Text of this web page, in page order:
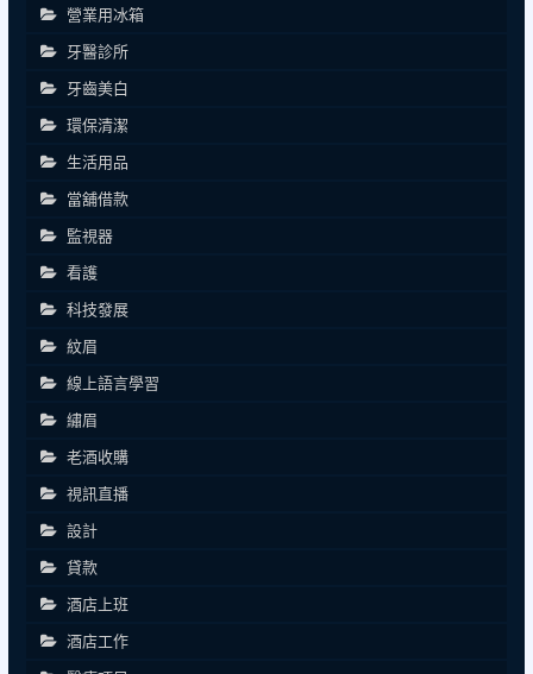
營業用冰箱
牙醫診所
牙齒美白
環保清潔
生活用品
當舖借款
監視器
看護
科技發展
紋眉
線上語言學習
繡眉
老酒收購
視訊直播
設計
貸款
酒店上班
酒店工作